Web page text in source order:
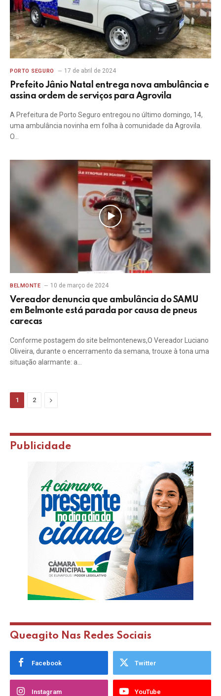
PORTO SEGURO 17 de abril de 2024
Prefeito Jânio Natal entrega nova ambulância e
assina ordem de serviços para Agrovila
A Prefeitura de Porto Seguro entregou no último domingo, 14,
uma ambulância novinha em folha à comunidade da Agrovila.
O…
BELMONTE 10 de março de 2024
Vereador denuncia que ambulância do SAMU
em Belmonte está parada por causa de pneus
carecas
Conforme postagem do site belmontenews,O Vereador Luciano
Oliveira, durante o encerramento da semana, trouxe à tona uma
situação alarmante: a…
1 2 Next
Publicidade
Queagito Nas Redes Sociais
Facebook Twitter
Instagram YouTube